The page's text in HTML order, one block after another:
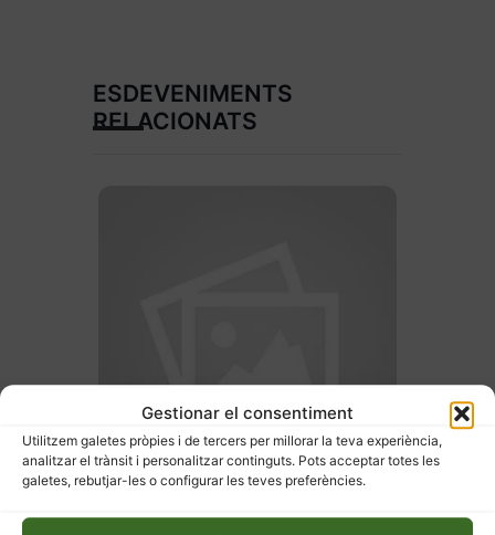
Gestionar el consentiment
Utilitzem galetes pròpies i de tercers per millorar la teva experiència,
analitzar el trànsit i personalitzar continguts. Pots acceptar totes les
galetes, rebutjar-les o configurar les teves preferències.
ESDEVENIMENTS
RELACIONATS
27 d'abril de 2026